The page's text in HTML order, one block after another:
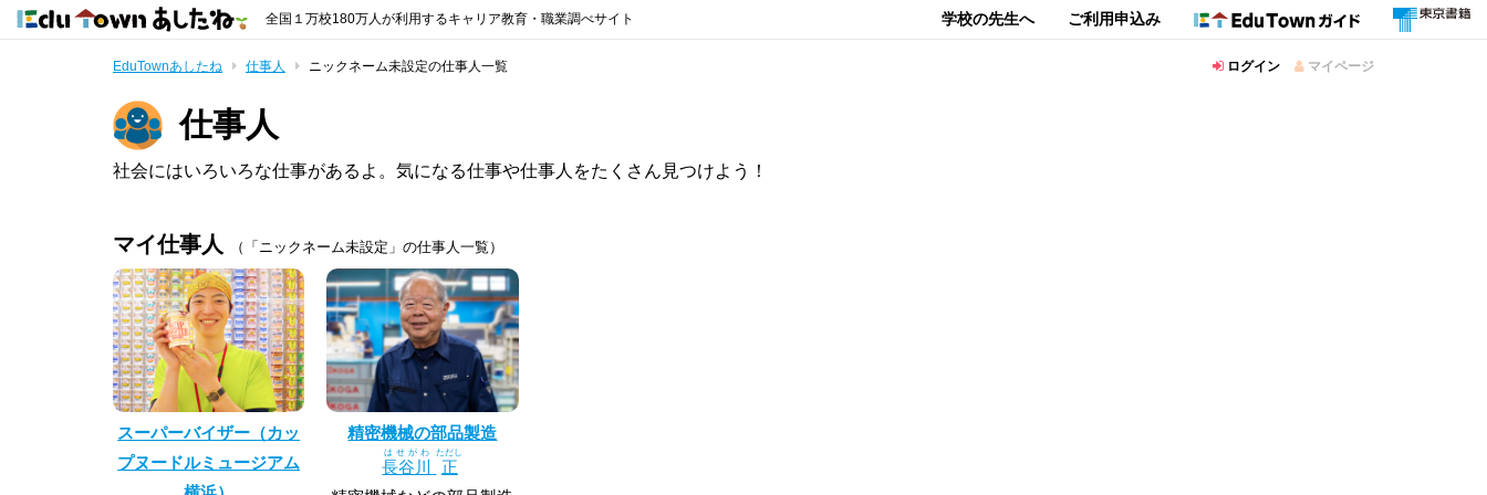
全国１万校180万人が利用するキャリア教育・職業調べサイト 学校の先生へ ご利用申込み
EduTownあしたね 仕事人 ニックネーム未設定の仕事人一覧 ログイン マイページ
仕事人
社会にはいろいろな仕事があるよ。気になる仕事や仕事人をたくさん見つけよう！
マイ仕事人 （「ニックネーム未設定」の仕事人一覧）
スーパーバイザー（カッ
プヌードルミュージアム
精密機械の部品製造
長谷川
はせがわ
正
ただし